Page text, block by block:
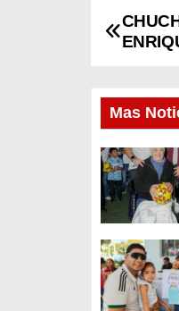
N
v
e
g
a
c
i
Mas